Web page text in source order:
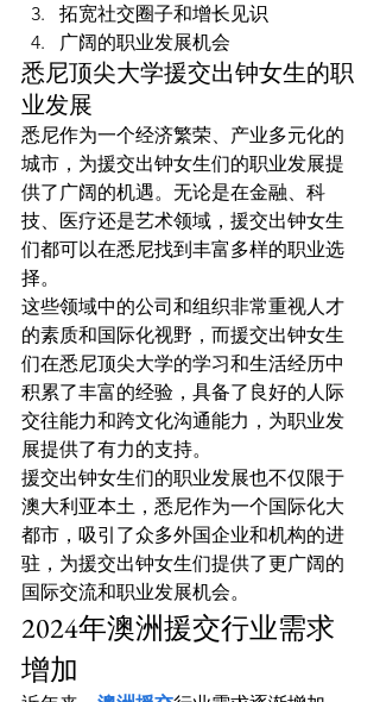
拓宽社交圈子和增长见识
广阔的职业发展机会
悉尼顶尖大学援交出钟女生的职
业发展
悉尼作为一个经济繁荣、产业多元化的
城市，为援交出钟女生们的职业发展提
供了广阔的机遇。无论是在金融、科
技、医疗还是艺术领域，援交出钟女生
们都可以在悉尼找到丰富多样的职业选
择。
这些领域中的公司和组织非常重视人才
的素质和国际化视野，而援交出钟女生
们在悉尼顶尖大学的学习和生活经历中
积累了丰富的经验，具备了良好的人际
交往能力和跨文化沟通能力，为职业发
展提供了有力的支持。
援交出钟女生们的职业发展也不仅限于
澳大利亚本土，悉尼作为一个国际化大
都市，吸引了众多外国企业和机构的进
驻，为援交出钟女生们提供了更广阔的
国际交流和职业发展机会。
2024年澳洲援交行业需求
增加